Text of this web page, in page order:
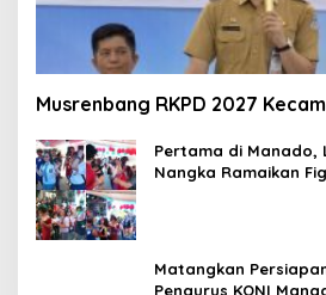
Musrenbang RKPD 2027
Pertama di Manado,
Nangka Ramaikan
Matangkan
Pengurus KONI